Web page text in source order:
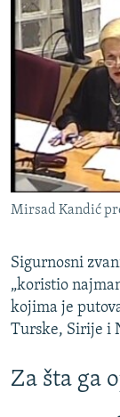
Mirsad Kandić
Sigurnosni
„koristio
kojima je
Turske, Sirije i
Za šta ga